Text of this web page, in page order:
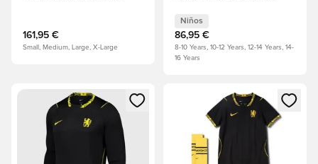
161,95 €
Small, Medium, Large, X-Large
Niños
86,95 €
8-10 Years, 10-12 Years, 12-14 Years, 14-
16 Years
Abre un modal para iniciar sesión o registrarse como
Abre un modal para iniciar